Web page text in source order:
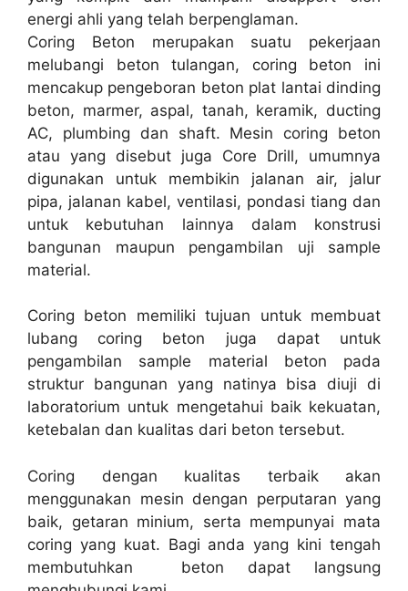
energi ahli yang telah berpenglaman.
Coring Beton merupakan suatu pekerjaan
melubangi beton tulangan, coring beton ini
mencakup pengeboran beton plat lantai dinding
beton, marmer, aspal, tanah, keramik, ducting
AC, plumbing dan shaft. Mesin coring beton
atau yang disebut juga Core Drill, umumnya
digunakan untuk membikin jalanan air, jalur
pipa, jalanan kabel, ventilasi, pondasi tiang dan
untuk kebutuhan lainnya dalam konstrusi
bangunan maupun pengambilan uji sample
material.
Coring beton memiliki tujuan untuk membuat
lubang coring beton juga dapat untuk
pengambilan sample material beton pada
struktur bangunan yang natinya bisa diuji di
laboratorium untuk mengetahui baik kekuatan,
ketebalan dan kualitas dari beton tersebut.
Coring dengan kualitas terbaik akan
menggunakan mesin dengan perputaran yang
baik, getaran minium, serta mempunyai mata
coring yang kuat. Bagi anda yang kini tengah
membutuhkan beton dapat langsung